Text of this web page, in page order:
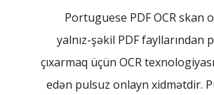
Portuguese PDF OCR skan
yalnız-şəkil PDF fayllarından
çıxarmaq üçün OCR
edən pulsuz onlayn xidmətdir.